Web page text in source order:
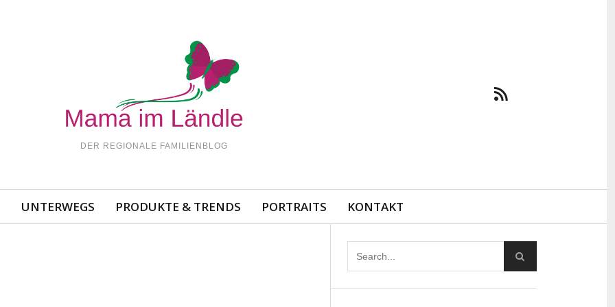
DER REGIONALE FAMILIENBLOG
UNTERWEGS PRODUKTE & TRENDS PORTRAITS KONTAKT